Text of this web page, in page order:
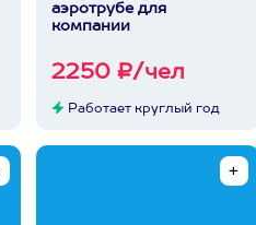
аэротрубе для
компании
2250 ₽/чел
Работает круглый год